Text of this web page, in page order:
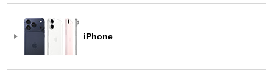
iPhone